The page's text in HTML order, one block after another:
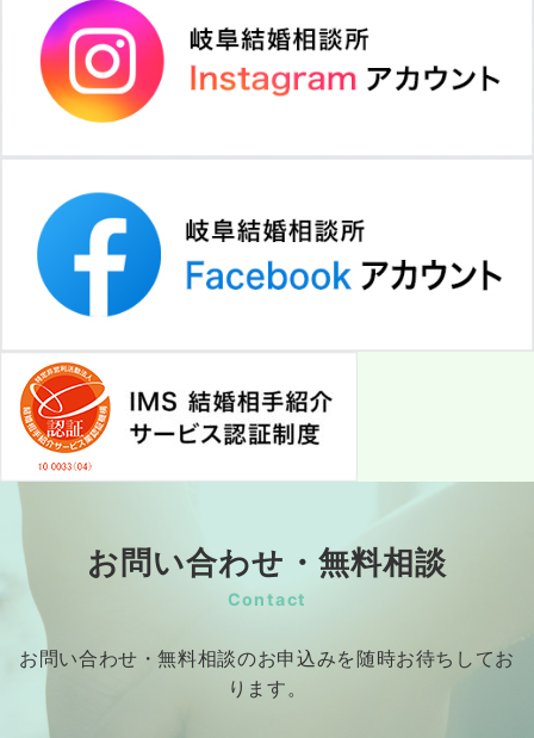
お問い合わせ・無料相談
Contact
お問い合わせ・無料相談のお申込みを随時お待ちしてお
ります。